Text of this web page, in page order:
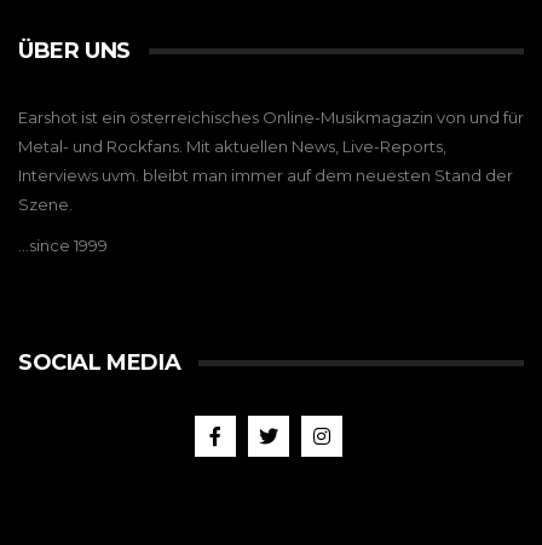
ÜBER UNS
Earshot ist ein österreichisches Online-Musikmagazin von und für
Metal- und Rockfans. Mit aktuellen News, Live-Reports,
Interviews uvm. bleibt man immer auf dem neuesten Stand der
Szene.
…since 1999
SOCIAL MEDIA